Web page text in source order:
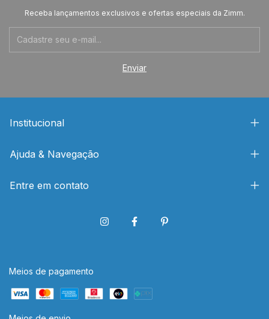
Receba lançamentos exclusivos e ofertas especiais da Zimm.
Institucional
Ajuda & Navegação
Entre em contato
Meios de pagamento